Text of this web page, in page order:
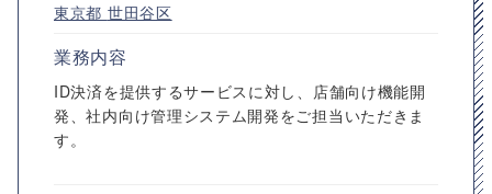
東京都 世田谷区
業務内容
ID決済を提供するサービスに対し、店舗向け機能開
発、社内向け管理システム開発をご担当いただきま
す。